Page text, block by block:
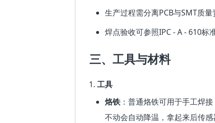
生产过程需分离PCB与SMT质
焊点验收可参照IPC - A - 610标准
三、工具与材料
工具
烙铁：普通烙铁可用于手工焊
不动会自动降温，拿起来后传感